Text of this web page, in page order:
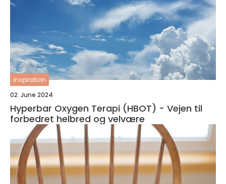
inspiration
02. June 2024
Hyperbar Oxygen Terapi (HBOT) - Vejen til
forbedret helbred og velvære